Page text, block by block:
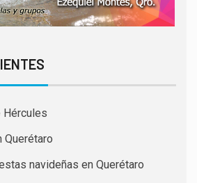
Hércules
Querétaro
navideñas en Querétaro